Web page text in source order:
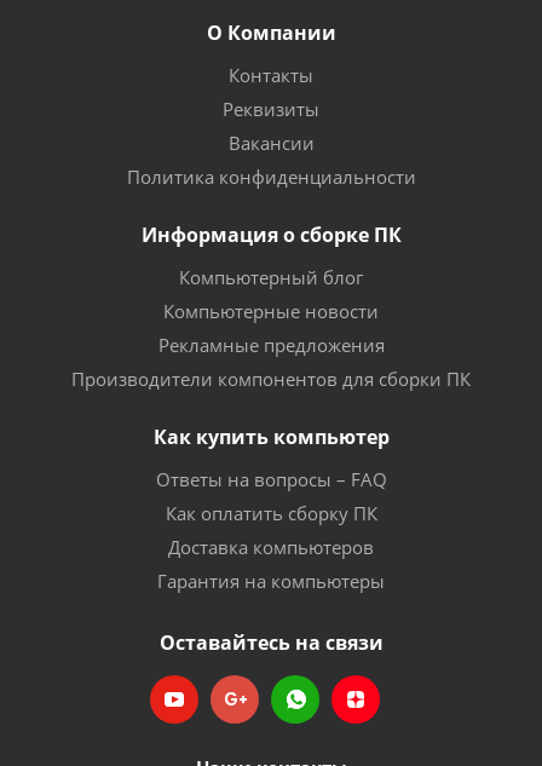
О Компании
Контакты
Реквизиты
Вакансии
Политика конфиденциальности
Информация о сборке ПК
Компьютерный блог
Компьютерные новости
Рекламные предложения
Производители компонентов для сборки ПК
Как купить компьютер
Ответы на вопросы – FAQ
Как оплатить сборку ПК
Доставка компьютеров
Гарантия на компьютеры
Оставайтесь на связи